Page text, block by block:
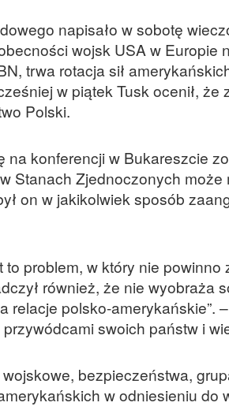
napisało w sobotę
wojsk USA w Europie
trwa rotacja sił
w piątek Tusk ocenił,
Polski.
na konferencji w Bukareszcie
Stanach Zjednoczonych może
on w jakikolwiek sposób
to problem, w który nie powinno
również, że nie wyobraża
relacje polsko-amerykańskie”.
swoich państw i
bezpieczeństwa,
w odniesieniu do